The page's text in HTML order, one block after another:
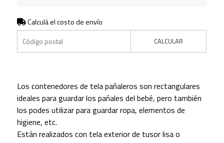
Calculá el costo de envío
CALCULAR
Los contenedores de tela pañaleros son rectangulares
ideales para guardar los pañales del bebé, pero también
los podes utilizar para guardar ropa, elementos de
higiene, etc.
Están realizados con tela exterior de tusor lisa o